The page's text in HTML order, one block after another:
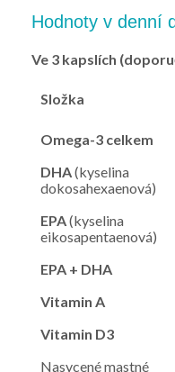
Hodnoty v denní
Ve 3 kapslích
Složka
Omega-3 celkem
DHA(kyselina
dokosahexaenová)
EPA(kyselina
eikosapentaenová)
EPA + DHA
Vitamin A
Vitamin D3
Nasycené mastné